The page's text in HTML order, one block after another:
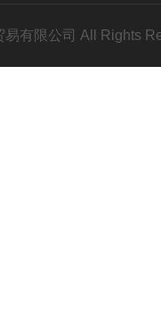
易有限公司 All Rights